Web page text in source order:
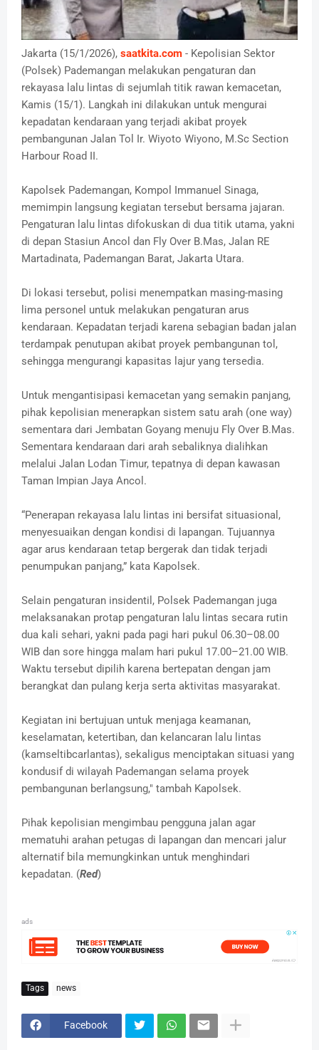
Jakarta (15/1/2026), saatkita.com - Kepolisian Sektor
(Polsek) Pademangan melakukan pengaturan dan
rekayasa lalu lintas di sejumlah titik rawan kemacetan,
Kamis (15/1). Langkah ini dilakukan untuk mengurai
kepadatan kendaraan yang terjadi akibat proyek
pembangunan Jalan Tol Ir. Wiyoto Wiyono, M.Sc Section
Harbour Road II.
Kapolsek Pademangan, Kompol Immanuel Sinaga,
memimpin langsung kegiatan tersebut bersama jajaran.
Pengaturan lalu lintas difokuskan di dua titik utama, yakni
di depan Stasiun Ancol dan Fly Over B.Mas, Jalan RE
Martadinata, Pademangan Barat, Jakarta Utara.
Di lokasi tersebut, polisi menempatkan masing-masing
lima personel untuk melakukan pengaturan arus
kendaraan. Kepadatan terjadi karena sebagian badan jalan
terdampak penutupan akibat proyek pembangunan tol,
sehingga mengurangi kapasitas lajur yang tersedia.
Untuk mengantisipasi kemacetan yang semakin panjang,
pihak kepolisian menerapkan sistem satu arah (one way)
sementara dari Jembatan Goyang menuju Fly Over B.Mas.
Sementara kendaraan dari arah sebaliknya dialihkan
melalui Jalan Lodan Timur, tepatnya di depan kawasan
Taman Impian Jaya Ancol.
“Penerapan rekayasa lalu lintas ini bersifat situasional,
menyesuaikan dengan kondisi di lapangan. Tujuannya
agar arus kendaraan tetap bergerak dan tidak terjadi
penumpukan panjang,” kata Kapolsek.
Selain pengaturan insidentil, Polsek Pademangan juga
melaksanakan protap pengaturan lalu lintas secara rutin
dua kali sehari, yakni pada pagi hari pukul 06.30–08.00
WIB dan sore hingga malam hari pukul 17.00–21.00 WIB.
Waktu tersebut dipilih karena bertepatan dengan jam
berangkat dan pulang kerja serta aktivitas masyarakat.
Kegiatan ini bertujuan untuk menjaga keamanan,
keselamatan, ketertiban, dan kelancaran lalu lintas
(kamseltibcarlantas), sekaligus menciptakan situasi yang
kondusif di wilayah Pademangan selama proyek
pembangunan berlangsung," tambah Kapolsek.
Pihak kepolisian mengimbau pengguna jalan agar
mematuhi arahan petugas di lapangan dan mencari jalur
alternatif bila memungkinkan untuk menghindari
kepadatan. (Red)
ads
Tags news
Facebook